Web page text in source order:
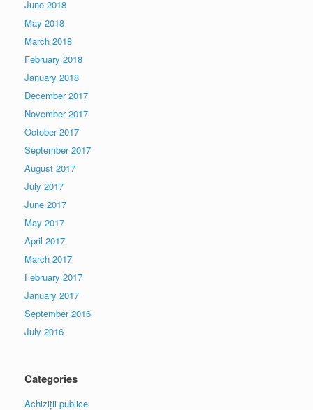
June 2018
May 2018
March 2018
February 2018
January 2018
December 2017
November 2017
October 2017
September 2017
August 2017
July 2017
June 2017
May 2017
April 2017
March 2017
February 2017
January 2017
September 2016
July 2016
Categories
Achiziții publice